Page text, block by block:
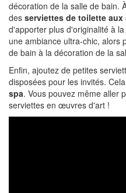
décoration de la salle de bain.
des serviettes de toilette
d'apporter plus d'originalité à
une ambiance ultra-chic, alors
de bain à la décoration de la
Enfin, ajoutez de petites
disposées pour les invités.
spa. Vous pouvez même aller
serviettes en œuvres d'art !